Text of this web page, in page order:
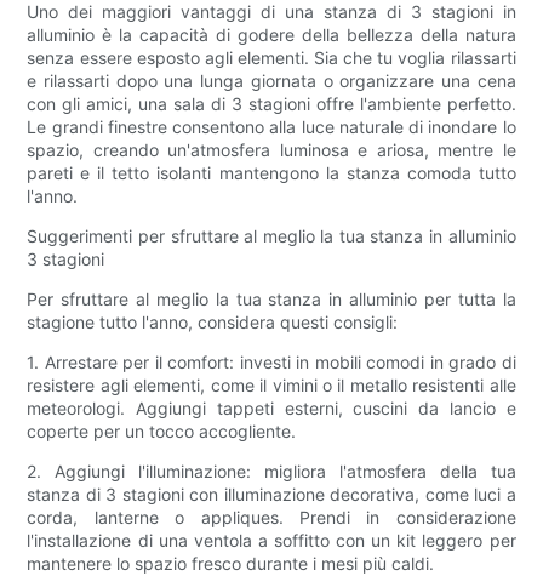
Uno dei maggiori vantaggi di una stanza di 3 stagioni in
alluminio è la capacità di godere della bellezza della natura
senza essere esposto agli elementi. Sia che tu voglia rilassarti
e rilassarti dopo una lunga giornata o organizzare una cena
con gli amici, una sala di 3 stagioni offre l'ambiente perfetto.
Le grandi finestre consentono alla luce naturale di inondare lo
spazio, creando un'atmosfera luminosa e ariosa, mentre le
pareti e il tetto isolanti mantengono la stanza comoda tutto
l'anno.
Suggerimenti per sfruttare al meglio la tua stanza in alluminio
3 stagioni
Per sfruttare al meglio la tua stanza in alluminio per tutta la
stagione tutto l'anno, considera questi consigli:
1. Arrestare per il comfort: investi in mobili comodi in grado di
resistere agli elementi, come il vimini o il metallo resistenti alle
meteorologi. Aggiungi tappeti esterni, cuscini da lancio e
coperte per un tocco accogliente.
2. Aggiungi l'illuminazione: migliora l'atmosfera della tua
stanza di 3 stagioni con illuminazione decorativa, come luci a
corda, lanterne o appliques. Prendi in considerazione
l'installazione di una ventola a soffitto con un kit leggero per
mantenere lo spazio fresco durante i mesi più caldi.